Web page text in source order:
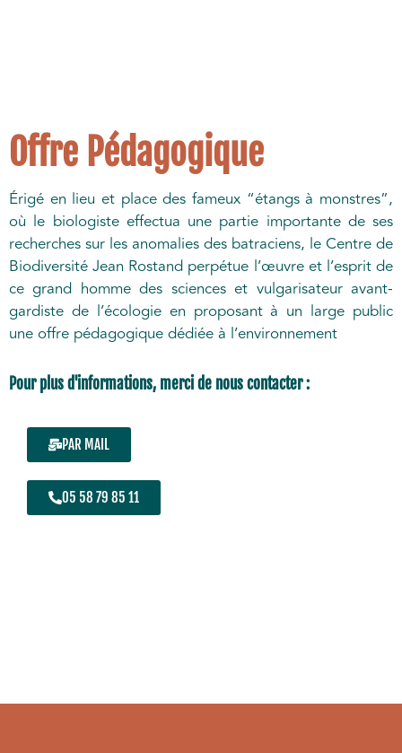
Offre Pédagogique
Érigé en lieu et place des fameux “étangs à monstres”,
où le biologiste effectua une partie importante de ses
recherches sur les anomalies des batraciens, le Centre de
Biodiversité Jean Rostand perpétue l’œuvre et l’esprit de
ce grand homme des sciences et vulgarisateur avant-
gardiste de l’écologie en proposant à un large public
une offre pédagogique dédiée à l’environnement
Pour plus d'informations, merci de nous contacter :
PAR MAIL
05 58 79 85 11